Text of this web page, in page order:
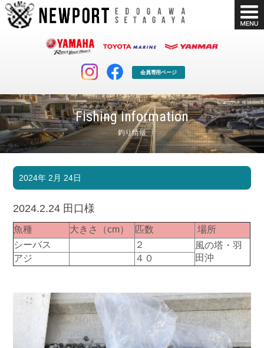
会員専用ページ
Fishing information
釣り情報
マリンクラブ
マリンライフを堪能したい！
ボート販売
ボート免許
長年の実績と信頼！
店舗情報
Shop Info.
公式ブログ
Blog
採用情報
Recruit
リンク集
Link
2024年 2月 24日
2024.2.24 田口様
魚種 大きさ（cm） 匹数
場所
シーバス
２
風の塔・羽
田沖
アジ ４０